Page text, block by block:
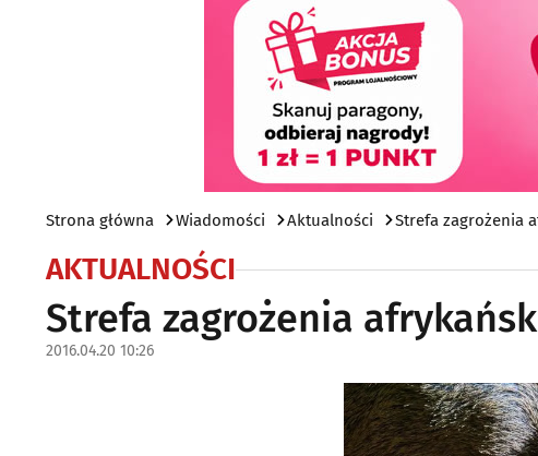
Strona główna Wiadomości Aktualności Strefa zagrożenia
AKTUALNOŚCI
Strefa zagrożenia
2016.04.20 10:26